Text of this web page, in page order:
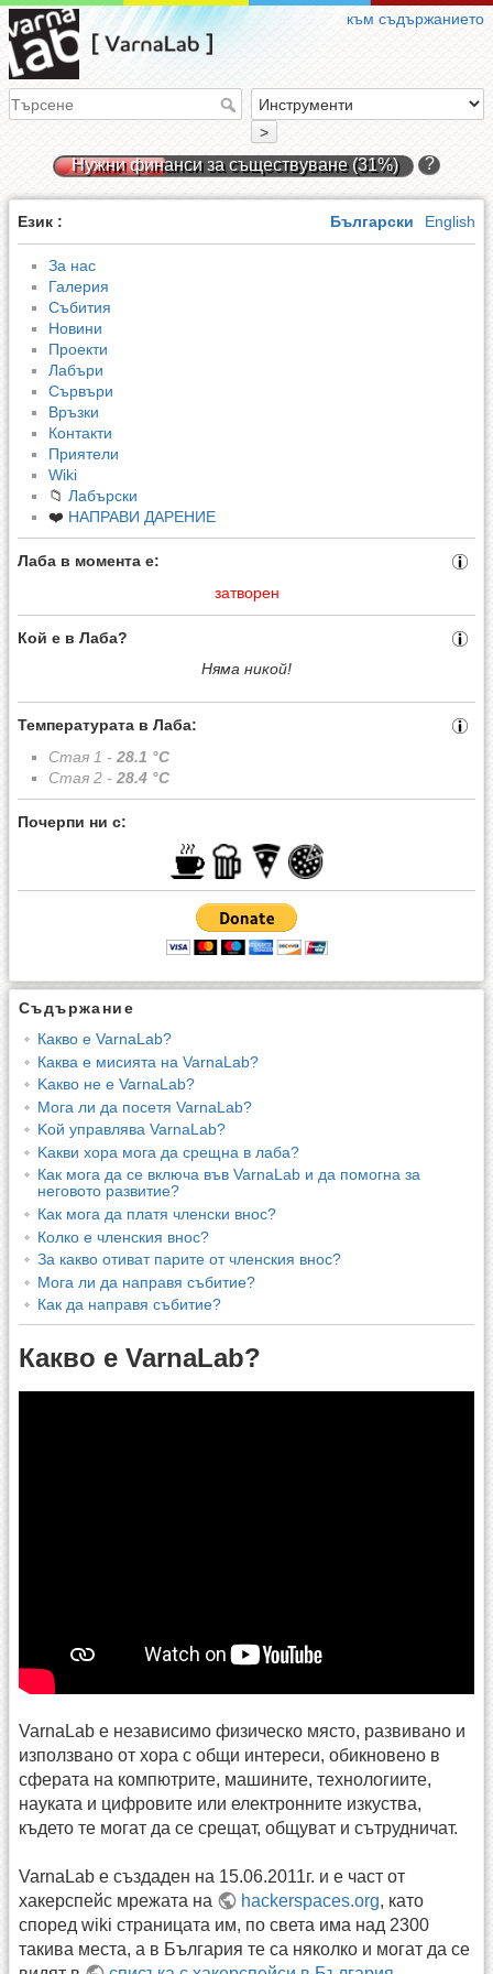
към съдържанието
>
Нужни финанси за съществуване (31%) ?
Език : Български English
За нас
Галерия
Събития
Новини
Проекти
Лабъри
Сървъри
Връзки
Контакти
Приятели
Wiki
📁 Лабърски
❤️ НАПРАВИ ДАРЕНИЕ
Лаба в момента е:
затворен
Кой е в Лаба?
Няма никой!
Температурата в Лаба:
Стая 1 - 28.1 °C
Стая 2 - 28.4 °C
Почерпи ни с:
Съдържание
Какво е VarnaLab?
Каква е мисията на VarnaLab?
Kакво не е VarnaLab?
Мога ли да посетя VarnaLab?
Kой управлява VarnaLab?
Kакви хора мога да срещна в лаба?
Как мога да се включа във VarnaLab и да помогна за
неговото развитие?
Как мога да платя членски внос?
Колко е членския внос?
За какво отиват парите от членския внос?
Мога ли да направя събитие?
Как да направя събитие?
Какво е VarnaLab?
VarnaLab е независимо физическо място, развивано и
използвано от хора с общи интереси, обикновено в
сферата на компютрите, машините, технологиите,
науката и цифровите или електронните изкуства,
където те могат да се срещат, общуват и сътрудничат.
VarnaLab е създаден на 15.06.2011г. и е част от
хакерспейс мрежата на
hackerspaces.org, като
според wiki страницата им, по света има над 2300
такива места, а в България те са няколко и могат да се